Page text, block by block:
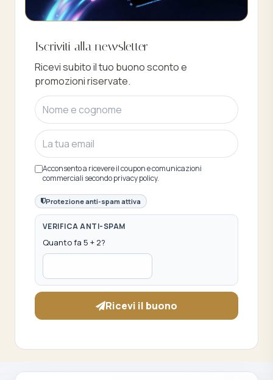
10%
Iscriviti alla newsletter
Ricevi subito il tuo buono sconto e
promozioni riservate.
Acconsento a ricevere il coupon e comunicazioni
commerciali secondo privacy policy.
Protezione anti-spam attiva
VERIFICA ANTI-SPAM
Quanto fa 5 + 2?
Ricevi il buono